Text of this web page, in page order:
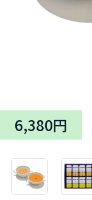
6,380円